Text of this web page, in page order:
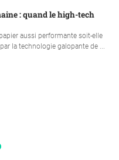
: quand le high-tech
aussi performante soit-elle
la technologie galopante de ...